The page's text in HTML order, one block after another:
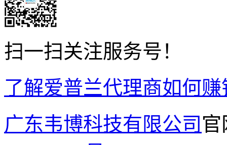
扫一扫关注服务号！
了解爱普兰代理商如何赚
广东韦博科技有限公司